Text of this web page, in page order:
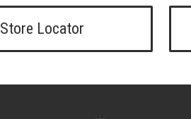
Store Locator